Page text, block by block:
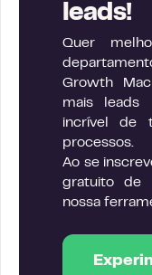
leads!
Quer
Growth
mais leads
incrível de
processos.
Ao se
gratuito de
nossa